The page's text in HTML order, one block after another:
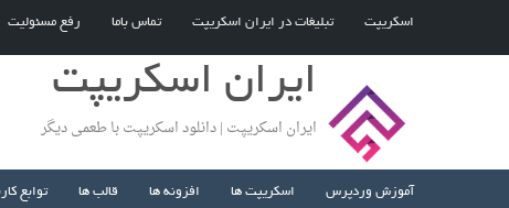
اسکریپت تبلیغات در ایران اسکریپت تماس باما رفع مسئولیت
ایران اسکریپت
ایران اسکریپت | دانلود اسکریپت با طعمی دیگر
آموزش وردپرس اسکریپت ها افزونه ها قالب ها توابع